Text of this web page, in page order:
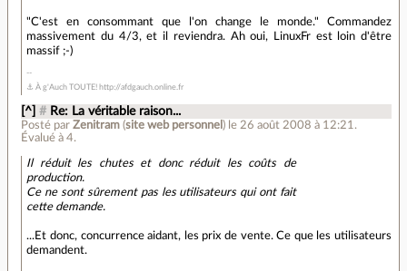
"C'est en consommant que l'on change le monde." Commandez
massivement du 4/3, et il reviendra. Ah oui, LinuxFr est loin d'être
massif ;-)
⚓ À g'Auch TOUTE! http://afdgauch.online.fr
[^] # Re: La véritable raison...
Posté parZenitram (site web personnel ) le 26 août 2008 à 12:21 .
Évalué à4.
Il réduit les chutes et donc réduit les coûts de
production.
Ce ne sont sûrement pas les utilisateurs qui ont fait
cette demande.
...Et donc, concurrence aidant, les prix de vente. Ce que les utilisateurs
demandent.